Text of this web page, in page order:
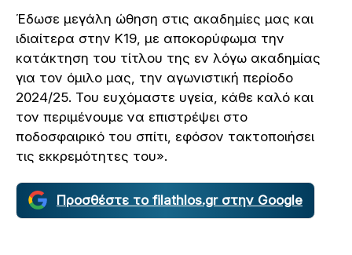
Έδωσε μεγάλη ώθηση στις ακαδημίες μας και
ιδιαίτερα στην Κ19, με αποκορύφωμα την
κατάκτηση του τίτλου της εν λόγω ακαδημίας
για τον όμιλο μας, την αγωνιστική περίοδο
2024/25. Του ευχόμαστε υγεία, κάθε καλό και
τον περιμένουμε να επιστρέψει στο
ποδοσφαιρικό του σπίτι, εφόσον τακτοποιήσει
τις εκκρεμότητες του».
Προσθέστε το filathlos.gr στην Google